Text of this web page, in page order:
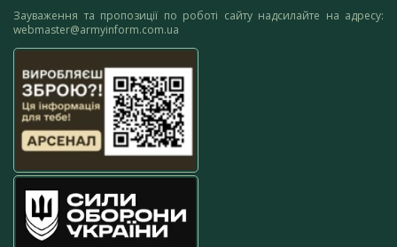
Зауваження та пропозиції по роботі сайту надсилайте на адресу:
webmaster@armyinform.com.ua